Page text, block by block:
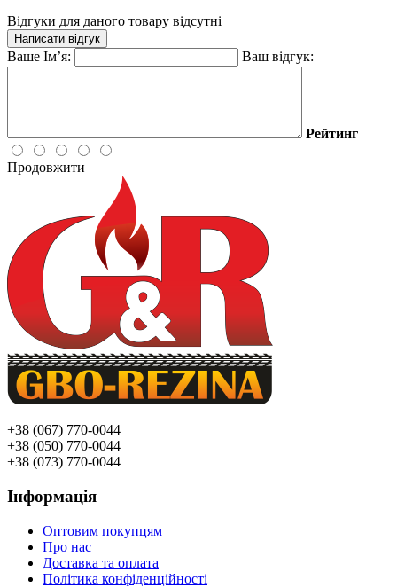
Відгуки для даного товару відсутні
Написати відгук
Ваше Ім’я: Ваш відгук:
Рейтинг
Продовжити
+38 (067) 770-0044
+38 (050) 770-0044
+38 (073) 770-0044
Інформація
Оптовим покупцям
Про нас
Доставка та оплата
Політика конфіденційності